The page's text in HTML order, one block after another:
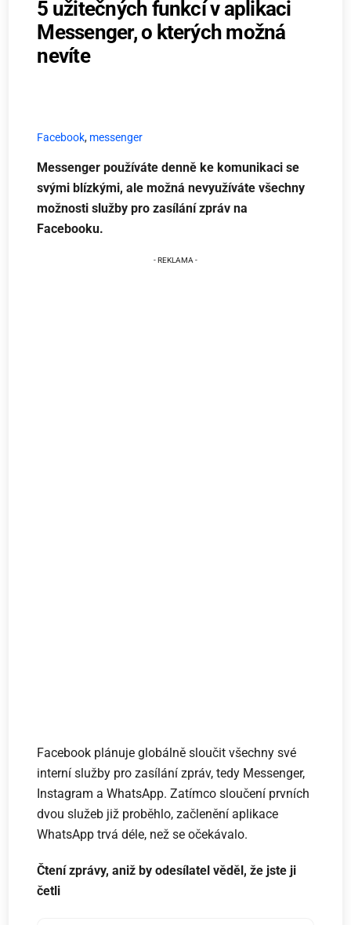
5 užitečných funkcí v aplikaci
Messenger, o kterých možná
nevíte
Facebook, messenger
Messenger používáte denně ke komunikaci se
svými blízkými, ale možná nevyužíváte všechny
možnosti služby pro zasílání zpráv na
Facebooku.
Facebook plánuje globálně sloučit všechny své
interní služby pro zasílání zpráv, tedy Messenger,
Instagram a WhatsApp. Zatímco sloučení prvních
dvou služeb již proběhlo, začlenění aplikace
WhatsApp trvá déle, než se očekávalo.
Čtení zprávy, aniž by odesílatel věděl, že jste ji
četli